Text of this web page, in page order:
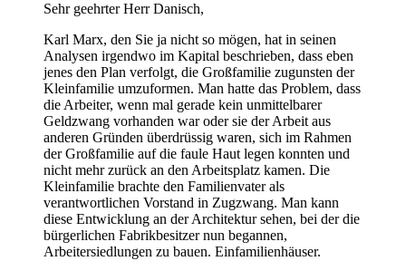
Sehr geehrter Herr Danisch,
Karl Marx, den Sie ja nicht so mögen, hat in seinen
Analysen irgendwo im Kapital beschrieben, dass eben
jenes den Plan verfolgt, die Großfamilie zugunsten der
Kleinfamilie umzuformen. Man hatte das Problem, dass
die Arbeiter, wenn mal gerade kein unmittelbarer
Geldzwang vorhanden war oder sie der Arbeit aus
anderen Gründen überdrüssig waren, sich im Rahmen
der Großfamilie auf die faule Haut legen konnten und
nicht mehr zurück an den Arbeitsplatz kamen. Die
Kleinfamilie brachte den Familienvater als
verantwortlichen Vorstand in Zugzwang. Man kann
diese Entwicklung an der Architektur sehen, bei der die
bürgerlichen Fabrikbesitzer nun begannen,
Arbeitersiedlungen zu bauen. Einfamilienhäuser.